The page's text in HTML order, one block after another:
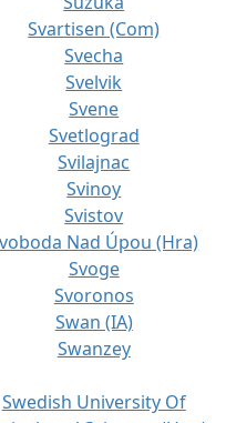
Svartisen (Com)
Svecha
Svelvik
Svene
Svetlograd
Svilajnac
Svinoy
Svistov
Nad Úpou (Hra)
Svoge
Svoronos
Swan (IA)
Swanzey
Swedish University Of